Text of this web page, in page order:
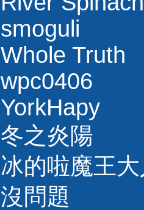
smoguli
Whole Truth
wpc0406
YorkHapy
冬之炎陽
冰的啦魔王
沒問題